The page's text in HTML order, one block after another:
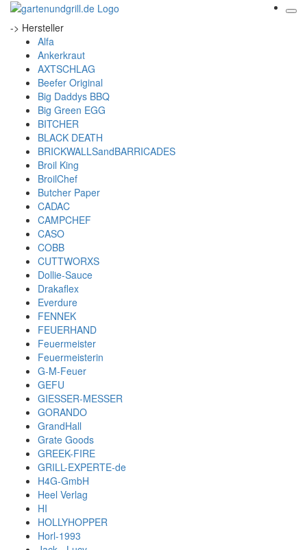
-> Hersteller
Alfa
Ankerkraut
AXTSCHLAG
Beefer Original
Big Daddys BBQ
Big Green EGG
BITCHER
BLACK DEATH
BRICKWALLSandBARRICADES
Broil King
BroilChef
Butcher Paper
CADAC
CAMPCHEF
CASO
COBB
CUTTWORXS
Dollie-Sauce
Drakaflex
Everdure
FENNEK
FEUERHAND
Feuermeister
Feuermeisterin
G-M-Feuer
GEFU
GIESSER-MESSER
GORANDO
GrandHall
Grate Goods
GREEK-FIRE
GRILL-EXPERTE-de
H4G-GmbH
Heel Verlag
HI
HOLLYHOPPER
Horl-1993